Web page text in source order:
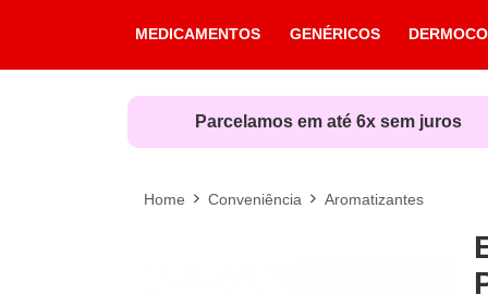
MEDICAMENTOS GENÉRICOS
Cuidados
Parcelamos em até 6x sem juros
Home Conveniência Aromatizantes